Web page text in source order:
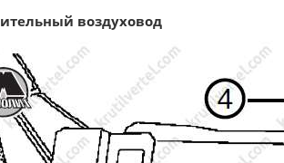
воздуховод